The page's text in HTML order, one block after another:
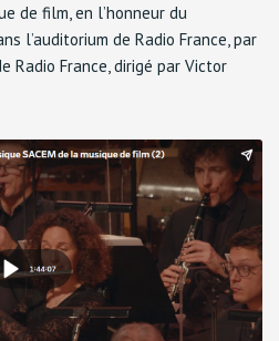
de film, en l’honneur du
l’auditorium de Radio France, par
Radio France, dirigé par Victor